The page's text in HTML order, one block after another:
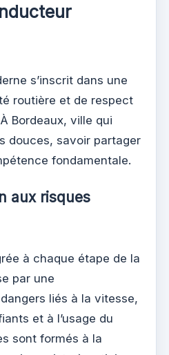
s’inscrit dans une
routière et de respect
Bordeaux, ville qui
douces, savoir partager
fondamentale.
aux risques
à chaque étape de la
par une
liés à la vitesse,
et à l’usage du
sont formés à la